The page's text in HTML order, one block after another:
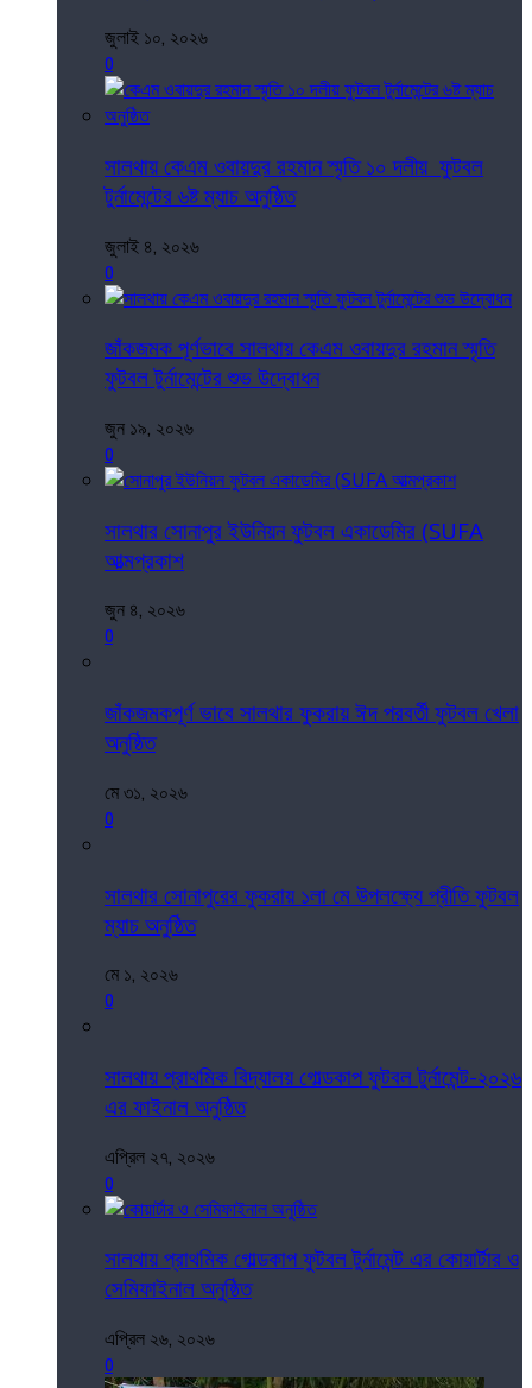
জুলাই ১০, ২০২৬
0
সালথায় কেএম ওবায়দুর রহমান স্মৃতি ১০ দলীয় ফুটবল
টুর্নামেন্টের ৬ষ্ট ম্যাচ অনুষ্ঠিত
জুলাই ৪, ২০২৬
0
জাঁকজমক পূর্ণভাবে সালথায় কেএম ওবায়দুর রহমান স্মৃতি
ফুটবল টুর্নামেন্টের শুভ উদ্বোধন
জুন ১৯, ২০২৬
0
সালথার সোনাপুর ইউনিয়ন ফুটবল একাডেমির (SUFA
আত্মপ্রকাশ
জুন ৪, ২০২৬
0
জাঁকজমকপূর্ণ ভাবে সালথার ফুকরায় ঈদ পরবর্তী ফুটবল খেলা
অনুষ্ঠিত
মে ৩১, ২০২৬
0
সালথার সোনাপুরের ফুকরায় ১লা মে উপলক্ষ্যে প্রীতি ফুটবল
ম্যাচ অনুষ্ঠিত
মে ১, ২০২৬
0
সালথায় প্রাথমিক বিদ্যালয় গোল্ডকাপ ফুটবল টুর্নামেন্ট-২০২৬
এর ফাইনাল অনুষ্ঠিত
এপ্রিল ২৭, ২০২৬
0
সালথায় প্রাথমিক গোল্ডকাপ ফুটবল টুর্নামেন্ট এর কোয়ার্টার ও
সেমিফাইনাল অনুষ্ঠিত
এপ্রিল ২৬, ২০২৬
0